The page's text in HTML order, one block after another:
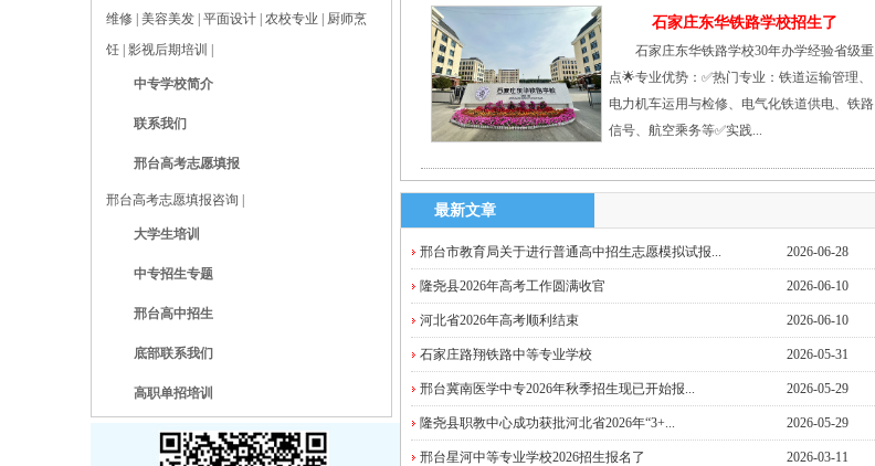
维修
美容美发 平面设计 农校专业
厨师烹
饪 影视后期培训
中专学校简介
联系我们
邢台高考志愿填报
邢台高考志愿填报咨询
大学生培训
中专招生专题
邢台高中招生
底部联系我们
高职单招培训
石家庄东华铁路学校招生了
石家庄东华铁路学校30年办学经验省级重
点🌟专业优势：✅热门专业：铁道运输管理、
电力机车运用与检修、电气化铁道供电、铁路
信号、航空乘务等✅实践...
最新文章
邢台市教育局关于进行普通高中招生志愿模拟试报... 2026-06-28
隆尧县2026年高考工作圆满收官 2026-06-10
河北省2026年高考顺利结束 2026-06-10
石家庄路翔铁路中等专业学校 2026-05-31
邢台冀南医学中专2026年秋季招生现已开始报... 2026-05-29
隆尧县职教中心成功获批河北省2026年“3+... 2026-05-29
邢台星河中等专业学校2026招生报名了 2026-03-11